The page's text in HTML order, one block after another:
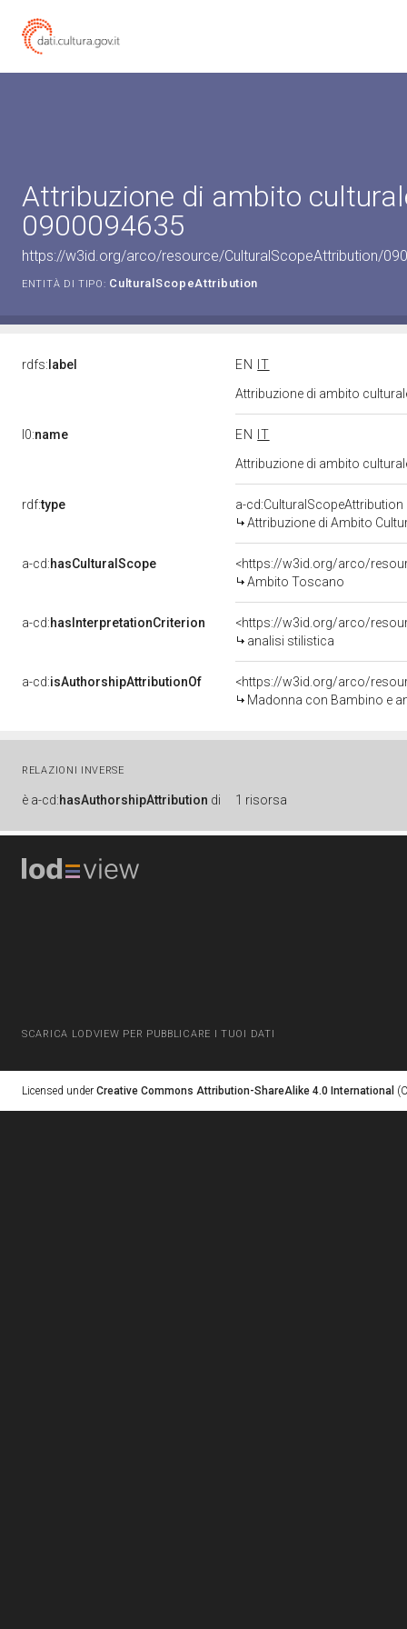
Attribuzione di ambito
0900094635
https://w3id.org/arco/resource/CulturalScopeAttribution/
ENTITÀ DI TIPO: CulturalScopeAttribution
rdfs: label EN
IT
Attribuzione di ambito
l0:name EN
IT
Attribuzione di ambito
rdf:type
a-cd:CulturalScopeAttribution
Attribuzione di Ambito
a-cd:hasCulturalScope
<https://w3id.org/arco/
Ambito Toscano
a-cd:hasInterpretationCriterion
<https://w3id.org/arco/
analisi stilistica
a-cd:isAuthorshipAttributionOf
<https://w3id.org/arco/
Madonna con Bambino e
RELAZIONI INVERSE
è a-cd:hasAuthorshipAttribution di 1 risorsa
SCARICA LODVIEW PER PUBBLICARE I TUOI DATI
Licensed under Creative Commons Attribution-ShareAlike 4.0 International